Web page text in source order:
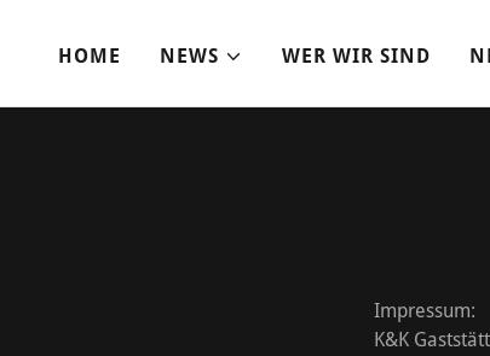
HOME NEWS WER WIR SIND
Impressum:
K&K